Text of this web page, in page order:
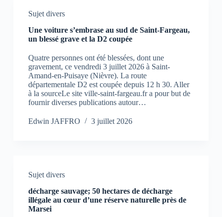
Sujet divers
Une voiture s’embrase au sud de Saint-Fargeau,
un blessé grave et la D2 coupée
Quatre personnes ont été blessées, dont une
gravement, ce vendredi 3 juillet 2026 à Saint-
Amand-en-Puisaye (Nièvre). La route
départementale D2 est coupée depuis 12 h 30. Aller
à la sourceLe site ville-saint-fargeau.fr a pour but de
fournir diverses publications autour…
Edwin JAFFRO 3 juillet 2026
Sujet divers
décharge sauvage; 50 hectares de décharge
illégale au cœur d’une réserve naturelle près de
Marsei